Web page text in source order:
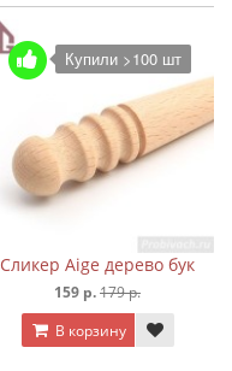
Купили >100 шт
Сликер Aige дерево бук
159 р.179 р.
В корзину